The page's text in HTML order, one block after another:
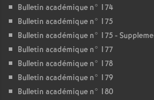
Bulletin académique n° 174
Bulletin académique n° 175
Bulletin académique n° 175 -
Bulletin académique n° 177
Bulletin académique n° 178
Bulletin académique n° 179
Bulletin académique n° 180